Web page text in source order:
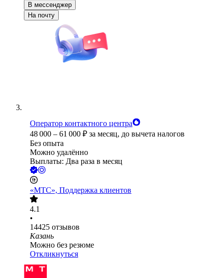
В мессенджер
На почту
Оператор контактного центра
48 000 – 61 000 ₽ за месяц, до вычета налогов
Без опыта
Можно удалённо
Выплаты: Два раза в месяц
«МТС», Поддержка клиентов
4.1
•
14425 отзывов
Казань
Можно без резюме
Откликнуться